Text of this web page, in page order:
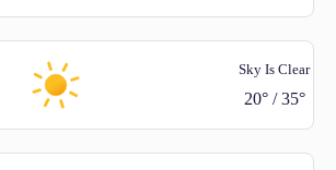
Sky Is Clear
20°/35°